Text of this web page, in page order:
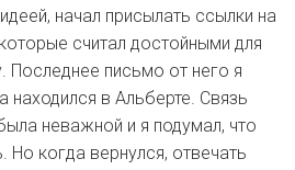
начал присылать ссылки на
считал достойными для
Последнее письмо от него я
находился в Альберте. Связь
неважной и я подумал, что
Но когда вернулся, отвечать